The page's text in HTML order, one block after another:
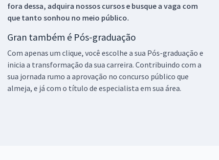
fora dessa, adquira nossos cursos e busque a vaga com
que tanto sonhou no meio público.
Gran também é Pós-graduação
Com apenas um clique, você escolhe a sua Pós-graduação e
inicia a transformação da sua carreira. Contribuindo com a
sua jornada rumo a aprovação no concurso público que
almeja, e já com o título de especialista em sua área.